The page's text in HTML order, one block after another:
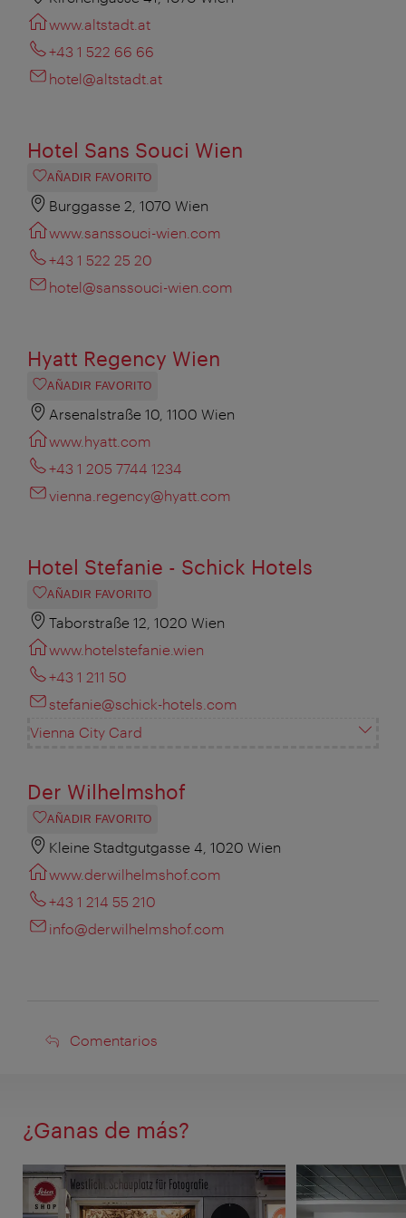
www.altstadt.at
+43 1 522 66 66
hotel@altstadt.at
Hotel Sans Souci Wien
AÑADIR FAVORITO
Burggasse 2, 1070 Wien
www.sanssouci-wien.com
+43 1 522 25 20
hotel@sanssouci-wien.com
Hyatt Regency Wien
AÑADIR FAVORITO
Arsenalstraße 10, 1100 Wien
www.hyatt.com
+43 1 205 7744 1234
vienna.regency@hyatt.com
Hotel Stefanie - Schick Hotels
AÑADIR FAVORITO
Taborstraße 12, 1020 Wien
www.hotelstefanie.wien
+43 1 211 50
stefanie@schick-hotels.com
Vienna City Card
Der Wilhelmshof
AÑADIR FAVORITO
Kleine Stadtgutgasse 4, 1020 Wien
www.derwilhelmshof.com
+43 1 214 55 210
info@derwilhelmshof.com
Comentarios
Comentarios
¿Ganas de más?